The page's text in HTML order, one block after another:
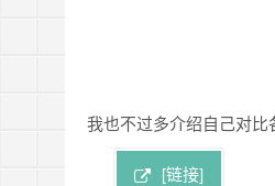
我也不过多介绍自己对比
[链接]